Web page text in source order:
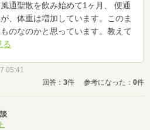
通聖散を飲み始めて1ヶ月、 便通
、体重は増加しています。このま
のなのかと思っています。教えて
る
05:41
回答： 3件 参考になった： 0件